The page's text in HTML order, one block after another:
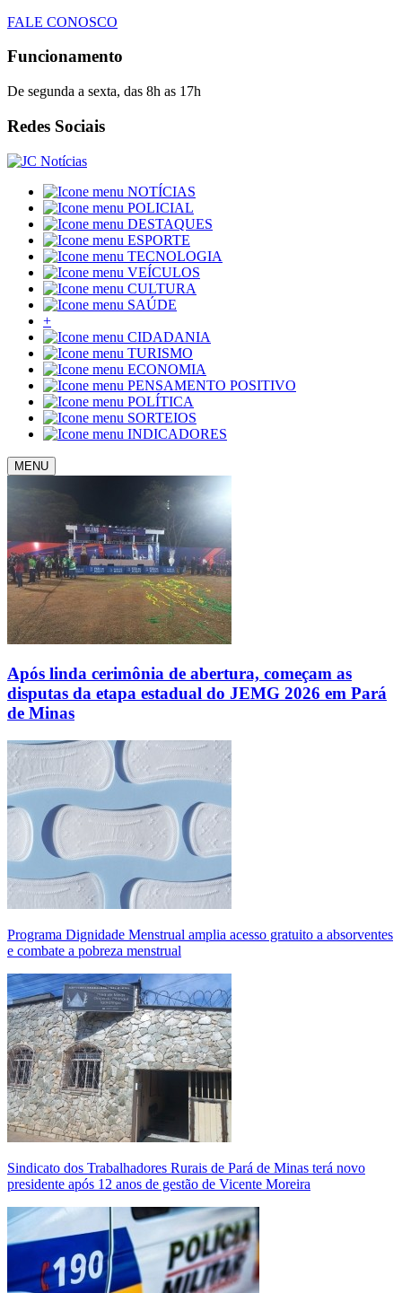
FALE CONOSCO
Funcionamento
De segunda a sexta, das 8h as 17h
Redes Sociais
NOTÍCIAS
POLICIAL
DESTAQUES
ESPORTE
TECNOLOGIA
VEÍCULOS
CULTURA
SAÚDE
+
CIDADANIA
TURISMO
ECONOMIA
PENSAMENTO POSITIVO
POLÍTICA
SORTEIOS
INDICADORES
MENU
Após linda cerimônia de abertura, começam as
disputas da etapa estadual do JEMG 2026 em Pará
de Minas
Programa Dignidade Menstrual amplia acesso gratuito a absorventes
e combate a pobreza menstrual
Sindicato dos Trabalhadores Rurais de Pará de Minas terá novo
presidente após 12 anos de gestão de Vicente Moreira